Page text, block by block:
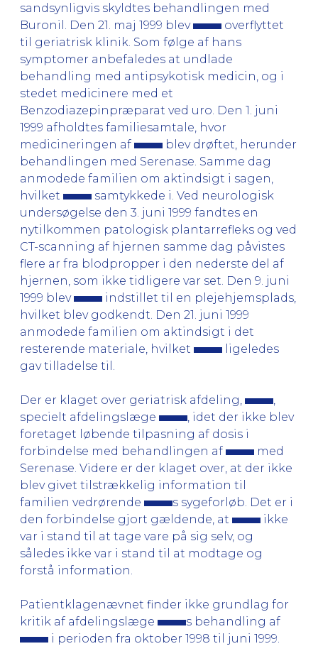
sandsynligvis skyldtes behandlingen med
Buronil. Den 21. maj 1999 blev
overflyttet
til geriatrisk klinik. Som følge af hans
symptomer anbefaledes at undlade
behandling med antipsykotisk medicin, og i
stedet medicinere med et
Benzodiazepinpræparat ved uro. Den 1. juni
1999 afholdtes familiesamtale, hvor
medicineringen af
blev drøftet, herunder
behandlingen med Serenase. Samme dag
anmodede familien om aktindsigt i sagen,
hvilket
samtykkede i. Ved neurologisk
undersøgelse den 3. juni 1999 fandtes en
nytilkommen patologisk plantarrefleks og ved
CT-scanning af hjernen samme dag påvistes
flere ar fra blodpropper i den nederste del af
hjernen, som ikke tidligere var set. Den 9. juni
1999 blev
indstillet til en plejehjemsplads,
hvilket blev godkendt. Den 21. juni 1999
anmodede familien om aktindsigt i det
resterende materiale, hvilket
ligeledes
gav tilladelse til.
Der er klaget over geriatrisk afdeling,
specielt afdelingslæge
, idet der ikke blev
foretaget løbende tilpasning af dosis i
forbindelse med behandlingen af
med
Serenase. Videre er der klaget over, at der ikke
blev givet tilstrækkelig information til
familien vedrørende
s sygeforløb. Det er i
den forbindelse gjort gældende, at
ikke
var i stand til at tage vare på sig selv, og
således ikke var i stand til at modtage og
forstå information.
Patientklagenævnet finder ikke grundlag for
kritik af afdelingslæge
s behandling af
i perioden fra oktober 1998 til juni 1999.